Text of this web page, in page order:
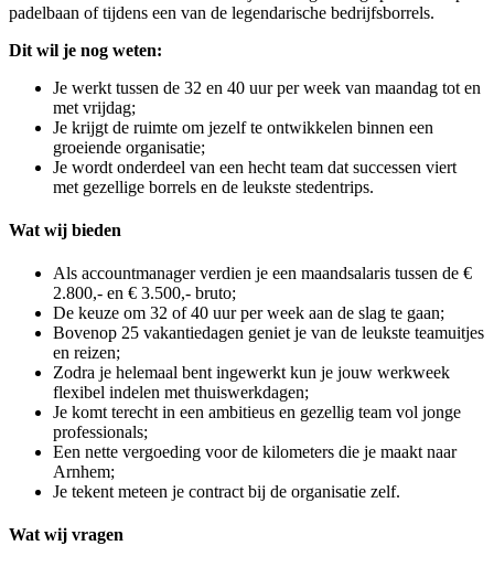
padelbaan of tijdens een van de legendarische bedrijfsborrels.
Dit wil je nog weten:
Je werkt tussen de 32 en 40 uur per week van maandag tot en
met vrijdag;
Je krijgt de ruimte om jezelf te ontwikkelen binnen een
groeiende organisatie;
Je wordt onderdeel van een hecht team dat successen viert
met gezellige borrels en de leukste stedentrips.
Wat wij bieden
Als accountmanager verdien je een maandsalaris tussen de €
2.800,- en € 3.500,- bruto;
De keuze om 32 of 40 uur per week aan de slag te gaan;
Bovenop 25 vakantiedagen geniet je van de leukste teamuitjes
en reizen;
Zodra je helemaal bent ingewerkt kun je jouw werkweek
flexibel indelen met thuiswerkdagen;
Je komt terecht in een ambitieus en gezellig team vol jonge
professionals;
Een nette vergoeding voor de kilometers die je maakt naar
Arnhem;
Je tekent meteen je contract bij de organisatie zelf.
Wat wij vragen